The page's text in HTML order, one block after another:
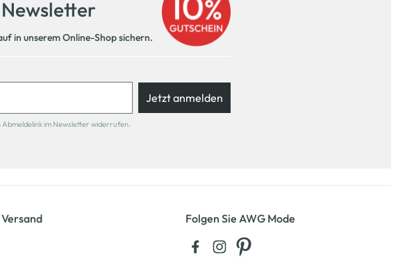
in unserem Online-Shop sichern.
Jetzt anmelden
Abmeldelink im Newsletter widerrufen.
Folgen Sie AWG Mode